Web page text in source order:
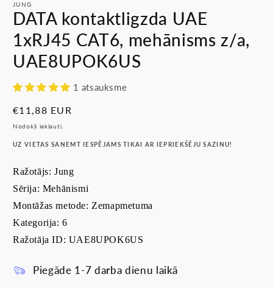
modālā
režīmā
JUNG
DATA kontaktligzda UAE
1xRJ45 CAT6, mehānisms z/a,
UAE8UPOK6US
1 atsauksme
Parastā
cena
€11,88 EUR
Nodokļi iekļauti.
UZ VIETAS SAŅEMT IESPĒJAMS TIKAI AR IEPRIEKŠĒJU SAZIŅU!
Ražotājs: Jung
Sērija: Mehānismi
Montāžas metode: Zemapmetuma
Kategorija:6
Ražotāja ID: UAE8UPOK6US
Piegāde 1-7 darba dienu laikā